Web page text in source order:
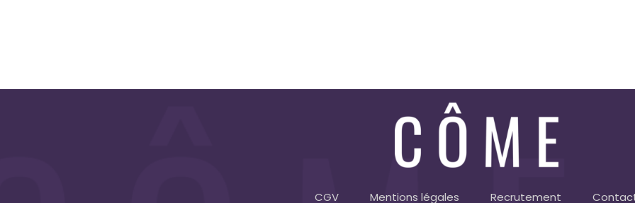
CGV Mentions légales Recrutement